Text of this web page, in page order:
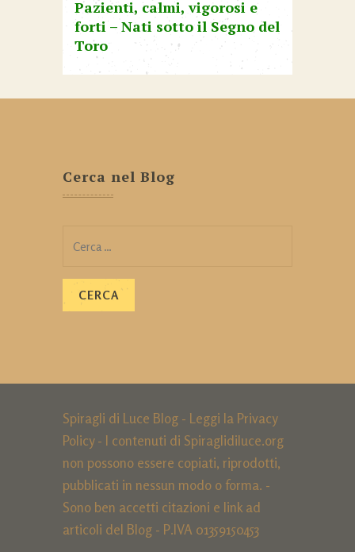
Pazienti, calmi, vigorosi e
forti – Nati sotto il Segno del
Toro
Cerca nel Blog
Spiragli di Luce Blog - Leggi la Privacy
Policy- I contenuti di Spiraglidiluce.org
non possono essere copiati, riprodotti,
pubblicati in nessun modo o forma. -
Sono ben accetti citazioni e link ad
articoli del Blog - P.IVA 01359150453